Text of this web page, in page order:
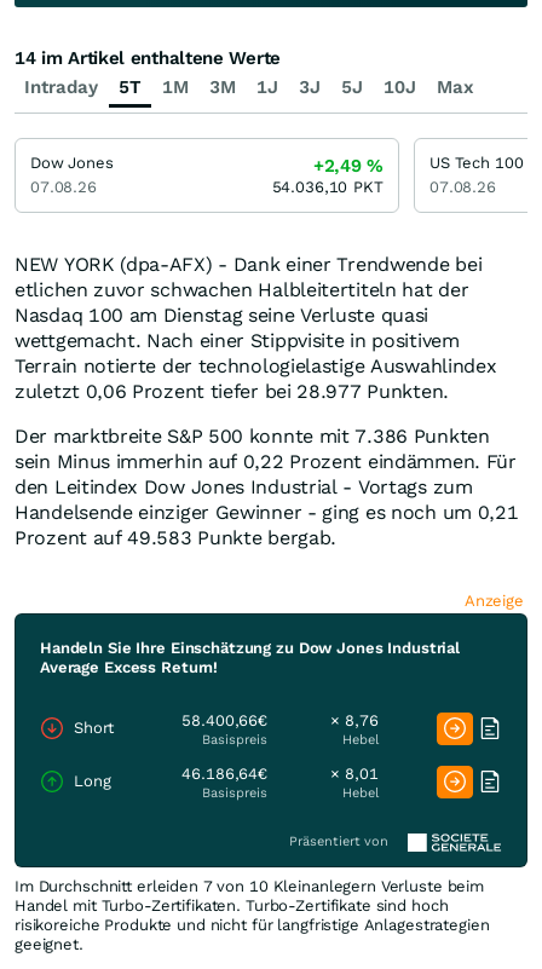
NEW YORK (dpa-AFX) - Dank einer Trendwende bei
etlichen zuvor schwachen Halbleitertiteln hat der
Nasdaq 100 am Dienstag seine Verluste quasi
wettgemacht. Nach einer Stippvisite in positivem
Terrain notierte der technologielastige Auswahlindex
zuletzt 0,06 Prozent tiefer bei 28.977 Punkten.
Der marktbreite S&P 500 konnte mit 7.386 Punkten
sein Minus immerhin auf 0,22 Prozent eindämmen. Für
den Leitindex Dow Jones Industrial - Vortags zum
Handelsende einziger Gewinner - ging es noch um 0,21
Prozent auf 49.583 Punkte bergab.
Anzeige
Handeln Sie Ihre Einschätzung zu Dow Jones Industrial
Average Excess Return!
Short 58.400,66€
Basispreis
× 8,76
Hebel
Long 46.186,64€
Basispreis
× 8,01
Hebel
Präsentiert von
Im Durchschnitt erleiden 7 von 10 Kleinanlegern Verluste beim
Handel mit Turbo-Zertifikaten. Turbo-Zertifikate sind hoch
risikoreiche Produkte und nicht für langfristige Anlagestrategien
geeignet.
Intraday 5T 1M 3M 1J 3J 5J 10J Max
14 im Artikel enthaltene Werte
Dow Jones
07.08.26
+2,49%
54.036,10 PKT
US Tech 100
07.08.26